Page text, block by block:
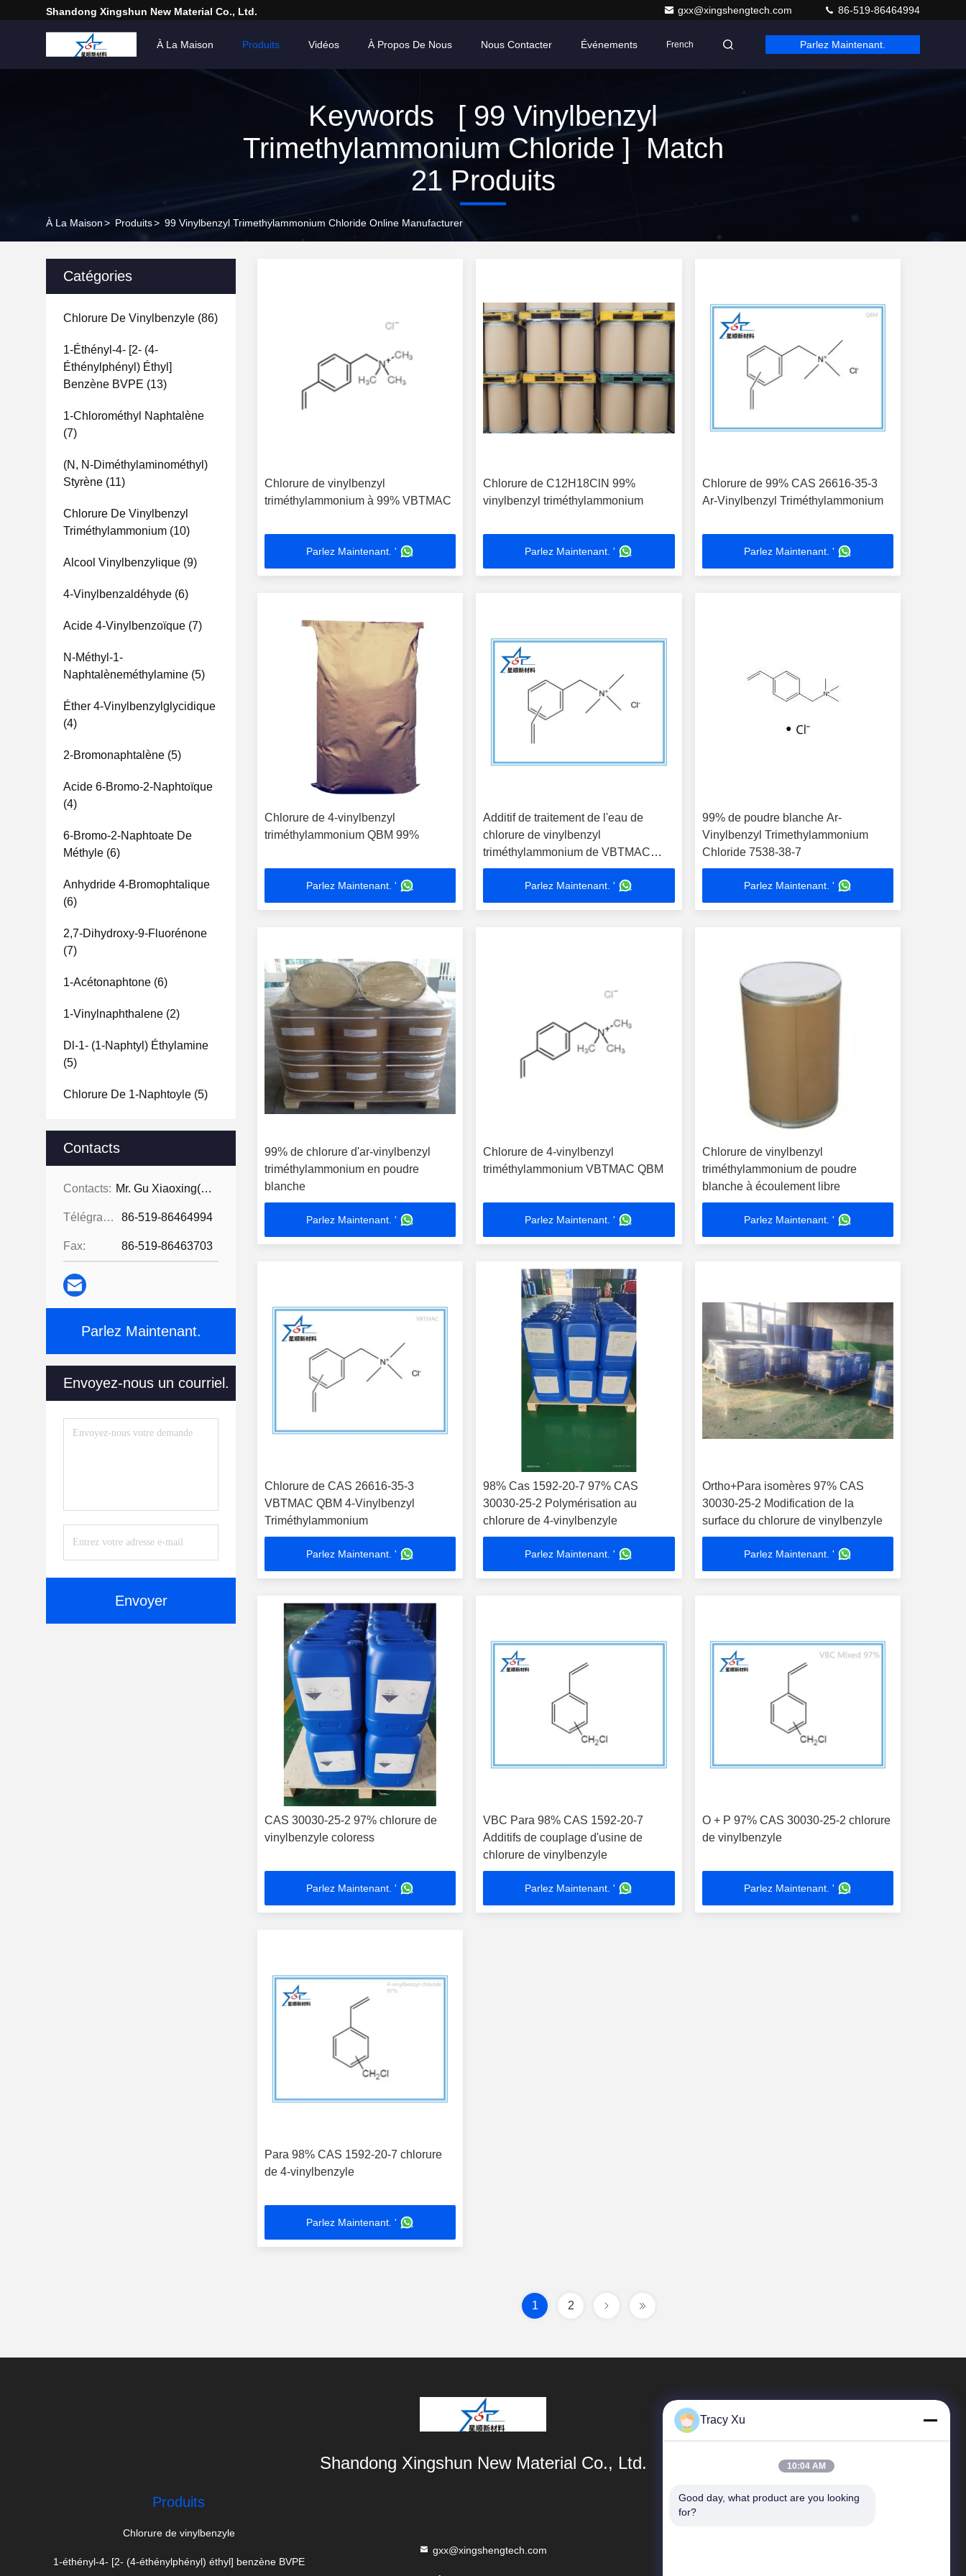
Shandong Xingshun New Material Co., Ltd. gxx@xingshengtech.com 86-519-86464994
À La Maison Produits Vidéos À Propos De Nous Nous Contacter Événements French Parlez Maintenant.
Keywords [ 99 Vinylbenzyl
Trimethylammonium Chloride ] Match
21 Produits
À La Maison> Produits> 99 Vinylbenzyl Trimethylammonium Chloride Online Manufacturer
Catégories
Chlorure De Vinylbenzyle (86)
1-Éthényl-4- [2- (4-
Éthénylphényl) Éthyl]
Benzène BVPE (13)
1-Chlorométhyl Naphtalène
(7)
(N, N-Diméthylaminométhyl)
Styrène (11)
Chlorure De Vinylbenzyl
Triméthylammonium (10)
Alcool Vinylbenzylique (9)
4-Vinylbenzaldéhyde (6)
Acide 4-Vinylbenzoïque (7)
N-Méthyl-1-
Naphtalèneméthylamine (5)
Éther 4-Vinylbenzylglycidique
(4)
2-Bromonaphtalène (5)
Acide 6-Bromo-2-Naphtoïque
(4)
6-Bromo-2-Naphtoate De
Méthyle (6)
Anhydride 4-Bromophtalique
(6)
2,7-Dihydroxy-9-Fluorénone
(7)
1-Acétonaphtone (6)
1-Vinylnaphthalene (2)
Dl-1- (1-Naphtyl) Éthylamine
(5)
Chlorure De 1-Naphtoyle (5)
Contacts
Contacts: Mr. Gu Xiaoxing( For Chinese Business)
Télégramme: 86-519-86464994
Fax: 86-519-86463703
Parlez Maintenant.
Envoyez-nous un courriel.
Envoyer
Chlorure de vinylbenzyl
triméthylammonium à 99% VBTMAC
Parlez Maintenant. '
Chlorure de C12H18ClN 99%
vinylbenzyl triméthylammonium
Parlez Maintenant. '
Chlorure de 99% CAS 26616-35-3
Ar-Vinylbenzyl Triméthylammonium
Parlez Maintenant. '
Chlorure de 4-vinylbenzyl
triméthylammonium QBM 99%
Parlez Maintenant. '
Additif de traitement de l'eau de
chlorure de vinylbenzyl
triméthylammonium de VBTMAC
99% CAS 26616-35-3
Parlez Maintenant. '
99% de poudre blanche Ar-
Vinylbenzyl Trimethylammonium
Chloride 7538-38-7
Parlez Maintenant. '
99% de chlorure d'ar-vinylbenzyl
triméthylammonium en poudre
blanche
Parlez Maintenant. '
Chlorure de 4-vinylbenzyl
triméthylammonium VBTMAC QBM
Parlez Maintenant. '
Chlorure de vinylbenzyl
triméthylammonium de poudre
blanche à écoulement libre
Parlez Maintenant. '
Chlorure de CAS 26616-35-3
VBTMAC QBM 4-Vinylbenzyl
Triméthylammonium
Parlez Maintenant. '
98% Cas 1592-20-7 97% CAS
30030-25-2 Polymérisation au
chlorure de 4-vinylbenzyle
Parlez Maintenant. '
Ortho+Para isomères 97% CAS
30030-25-2 Modification de la
surface du chlorure de vinylbenzyle
Parlez Maintenant. '
CAS 30030-25-2 97% chlorure de
vinylbenzyle coloress
Parlez Maintenant. '
VBC Para 98% CAS 1592-20-7
Additifs de couplage d'usine de
chlorure de vinylbenzyle
Parlez Maintenant. '
O + P 97% CAS 30030-25-2 chlorure
de vinylbenzyle
Parlez Maintenant. '
Para 98% CAS 1592-20-7 chlorure
de 4-vinylbenzyle
Parlez Maintenant. '
1 2
Shandong Xingshun New Material Co., Ltd.
Produits
Chlorure de vinylbenzyle
1-éthényl-4- [2- (4-éthénylphényl) éthyl] benzène BVPE
gxx@xingshengtech.com
Liens Rapides
Tracy Xu
10:04 AM
Good day, what product are you looking
for?